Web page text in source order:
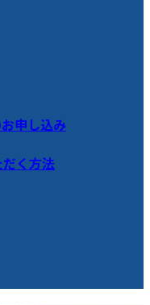
申し込み
く方法